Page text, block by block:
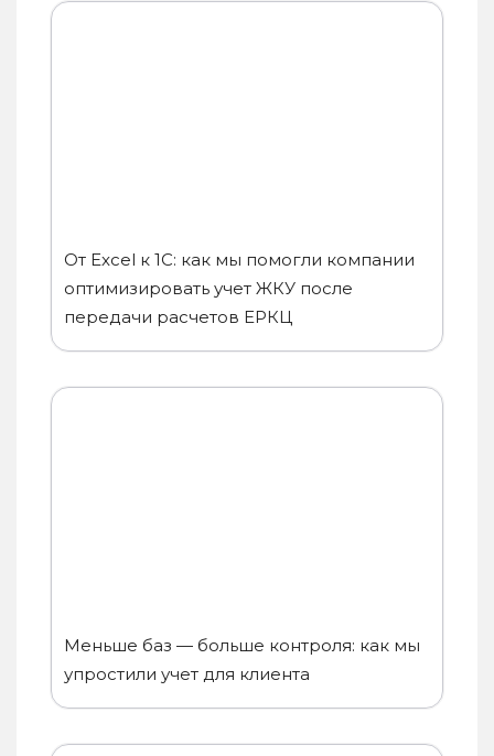
От Excel к 1C: как мы помогли компании
оптимизировать учет ЖКУ после
передачи расчетов ЕРКЦ
Меньше баз — больше контроля: как мы
упростили учет для клиента